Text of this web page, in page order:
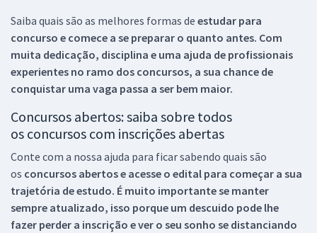
Saiba quais são as melhores formas de estudar para
concurso e comece a se preparar o quanto antes. Com
muita dedicação, disciplina e uma ajuda de profissionais
experientes no ramo dos concursos, a sua chance de
conquistar uma vaga passa a ser bem maior.
Concursos abertos: saiba sobre todos
os concursos com inscrições abertas
Conte com a nossa ajuda para ficar sabendo quais são
os concursos abertos e acesse o edital para começar a sua
trajetória de estudo. É muito importante se manter
sempre atualizado, isso porque um descuido pode lhe
fazer perder a inscrição e ver o seu sonho se distanciando